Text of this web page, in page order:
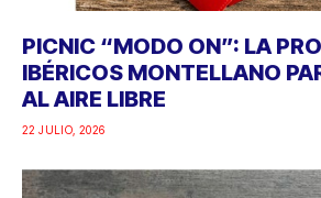
PICNIC “MODO ON”: LA
IBÉRICOS MONTELLANO
AL AIRE LIBRE
22 JULIO, 2026